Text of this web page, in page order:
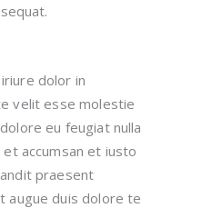
dolor in
velit esse molestie
eu feugiat nulla
accumsan et iusto
praesent
augue duis dolore te